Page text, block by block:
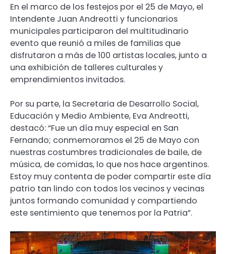
En el marco de los festejos por el 25 de Mayo, el
Intendente Juan Andreotti y funcionarios
municipales participaron del multitudinario
evento que reunió a miles de familias que
disfrutaron a más de 100 artistas locales, junto a
una exhibición de talleres culturales y
emprendimientos invitados.
Por su parte, la Secretaria de Desarrollo Social,
Educación y Medio Ambiente, Eva Andreotti,
destacó: “Fue un día muy especial en San
Fernando; conmemoramos el 25 de Mayo con
nuestras costumbres tradicionales de baile, de
música, de comidas, lo que nos hace argentinos.
Estoy muy contenta de poder compartir este día
patrio tan lindo con todos los vecinos y vecinas
juntos formando comunidad y compartiendo
este sentimiento que tenemos por la Patria”.